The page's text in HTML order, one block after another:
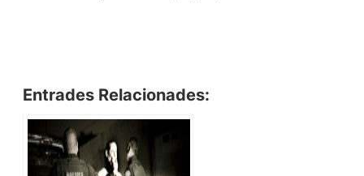
Entrades Relacionades: